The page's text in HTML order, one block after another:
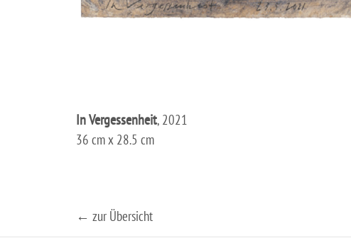
In Vergessenheit, 2021
36 cm x 28.5 cm
← zur Übersicht